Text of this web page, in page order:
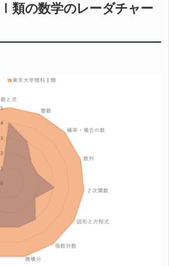
類の数学のレーダチャー